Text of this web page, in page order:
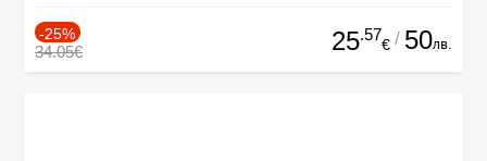
-25%
34.05€ 25.57
€ / 50лв.